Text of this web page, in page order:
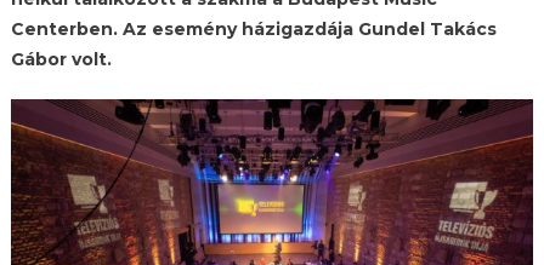
Centerben. Az esemény házigazdája Gundel Takács
Gábor volt.